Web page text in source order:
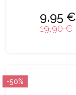
9,95 €
19,90 €
-50%